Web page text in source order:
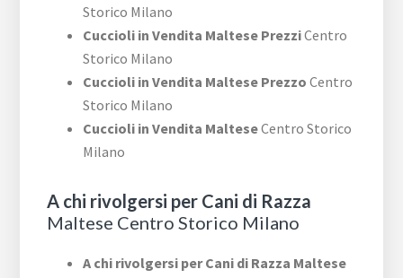
Storico Milano
Cuccioli in Vendita Maltese PrezziCentro
Storico Milano
Cuccioli in Vendita Maltese Prezzo Centro
Storico Milano
Cuccioli in Vendita MalteseCentro Storico
Milano
A chi rivolgersi per Cani di Razza
Maltese Centro Storico Milano
A chi rivolgersi per Cani di Razza Maltese